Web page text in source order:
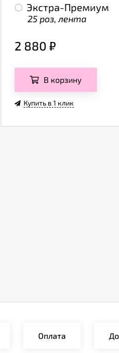
Экстра-Премиум
25 роз, лента
2 880 ₽
В корзину
Купить в 1 клик
Оплата